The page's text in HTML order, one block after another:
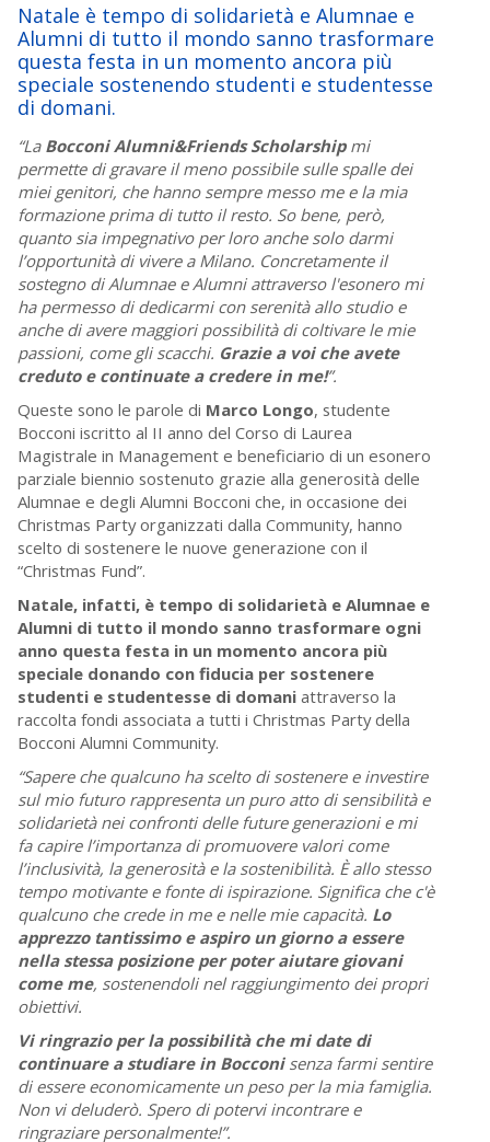
Natale è tempo di solidarietà e Alumnae e
Alumni di tutto il mondo sanno trasformare
questa festa in un momento ancora più
speciale sostenendo studenti e studentesse
di domani.
“La Bocconi Alumni&Friends Scholarship mi
permette di gravare il meno possibile sulle spalle dei
miei genitori, che hanno sempre messo me e la mia
formazione prima di tutto il resto. So bene, però,
quanto sia impegnativo per loro anche solo darmi
l’opportunità di vivere a Milano. Concretamente il
sostegno di Alumnae e Alumni attraverso l'esonero mi
ha permesso di dedicarmi con serenità allo studio e
anche di avere maggiori possibilità di coltivare le mie
passioni, come gli scacchi. Grazie a voi che avete
creduto e continuate a credere in me!”.
Queste sono le parole di Marco Longo, studente
Bocconi iscritto al II anno del Corso di Laurea
Magistrale in Management e beneficiario di un esonero
parziale biennio sostenuto grazie alla generosità delle
Alumnae e degli Alumni Bocconi che, in occasione dei
Christmas Party organizzati dalla Community, hanno
scelto di sostenere le nuove generazione con il
“Christmas Fund”.
Natale, infatti, è tempo di solidarietà e Alumnae e
Alumni di tutto il mondo sanno trasformare ogni
anno questa festa in un momento ancora più
speciale donando con fiducia per sostenere
studenti e studentesse di domaniattraverso la
raccolta fondi associata a tutti i Christmas Party della
Bocconi Alumni Community.
“Sapere che qualcuno ha scelto di sostenere e investire
sul mio futuro rappresenta un puro atto di sensibilità e
solidarietà nei confronti delle future generazioni e mi
fa capire l’importanza di promuovere valori come
l’inclusività, la generosità e la sostenibilità. È allo stesso
tempo motivante e fonte di ispirazione. Significa che c'è
qualcuno che crede in me e nelle mie capacità. Lo
apprezzo tantissimo e aspiro un giorno a essere
nella stessa posizione per poter aiutare giovani
come me, sostenendoli nel raggiungimento dei propri
obiettivi.
Vi ringrazio per la possibilità che mi date di
continuare a studiare in Bocconi senza farmi sentire
di essere economicamente un peso per la mia famiglia.
Non vi deluderò. Spero di potervi incontrare e
ringraziare personalmente!”.